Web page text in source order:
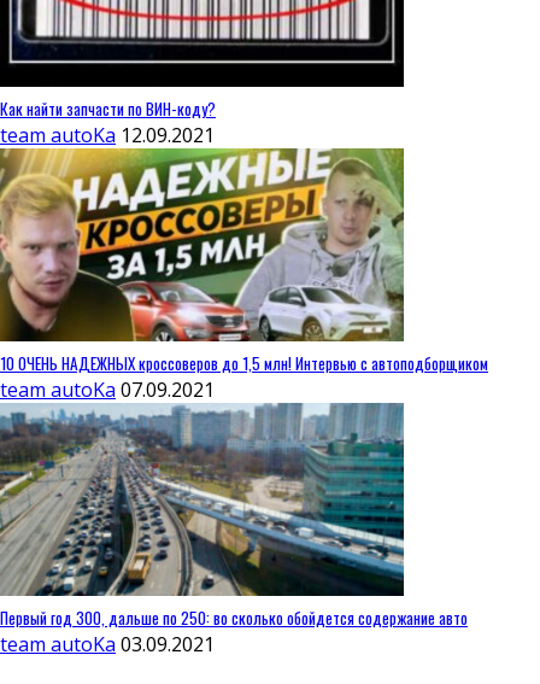
Как найти запчасти по ВИН-коду?
team autoKa 12.09.2021
10 ОЧЕНЬ НАДЕЖНЫХ кроссоверов до 1,5 млн! Интервью с автоподборщиком
team autoKa 07.09.2021
Первый год 300, дальше по 250: во сколько обойдется содержание авто
team autoKa 03.09.2021